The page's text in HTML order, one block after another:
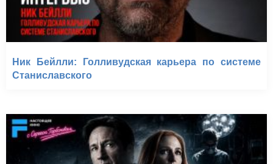
Ник Бейлли: Голливудская карьера по системе
Станиславского